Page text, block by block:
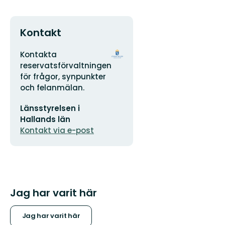
Kontakt
Adress
Kontakta
reservatsförvaltningen
för frågor, synpunkter
och felanmälan.
postadress
Länsstyrelsen i
Hallands län
Kontakt via e-post
Organisationens
Jag har varit här
Jag har varit här